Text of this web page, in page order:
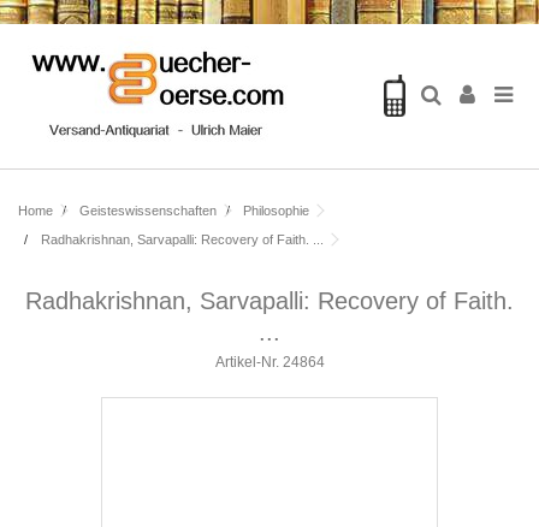
Home Geisteswissenschaften
Philosophie
Radhakrishnan, Sarvapalli: Recovery of Faith. ...
Radhakrishnan, Sarvapalli: Recovery of Faith.
...
Artikel-Nr. 24864